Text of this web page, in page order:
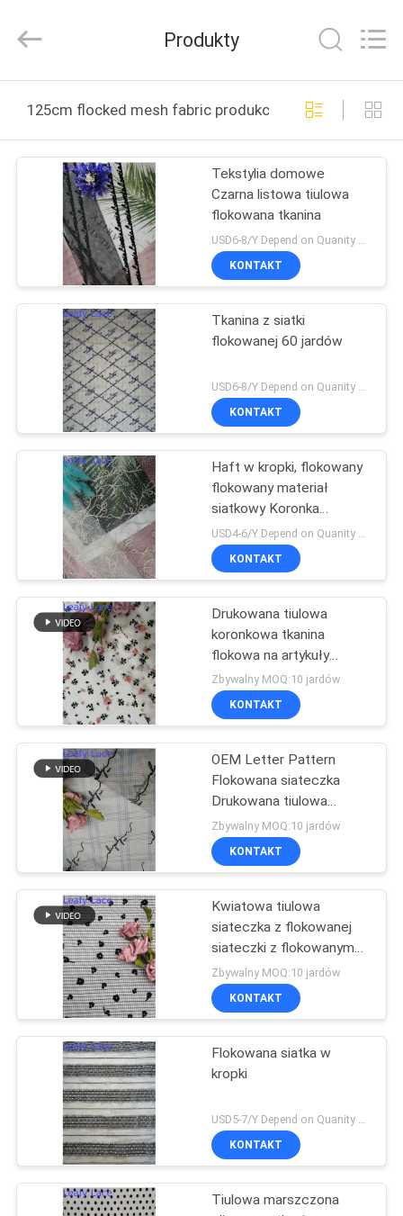
PRODUKTY
WYCIECZKA
FABRYCE
KONTROLA
JAKOŚCI
SKONTAKTUJ
NAMI
AKTUALNOŚCI
POPROSIĆ
O
WYCENĘ
SITEMAP
POLITYKA
PRYWATNOŚCI
Reserved.
Produkty
125cm flocked mesh fabric produkcja online
Tekstylia domowe
Czarna listowa tiulowa
flokowana tkanina
USD6-8/Y Depend on Quanity MOQ:10 jardów
KONTAKT
Tkanina z siatki
flokowanej 60 jardów
KONTAKT
Haft w kropki, flokowany
flokowany materiał
siatkowy Koronka
kwiatowa
KONTAKT
Drukowana tiulowa
koronkowa tkanina
flokowa na artykuły
pościelowe
Zbywalny MOQ:10 jardów
KONTAKT
OEM Letter Pattern
Flokowana siateczka
Drukowana tiulowa
koronka
Zbywalny MOQ:10 jardów
KONTAKT
Kwiatowa tiulowa
siateczka z flokowanej
siateczki z flokowanym
wzorem
Zbywalny MOQ:10 jardów
KONTAKT
Flokowana siatka w
kropki
KONTAKT
Tiulowa marszczona